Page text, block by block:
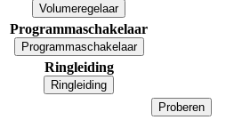
Volumeregelaar
Programmaschakelaar
Programmaschakelaar
Ringleiding
Ringleiding
Proberen